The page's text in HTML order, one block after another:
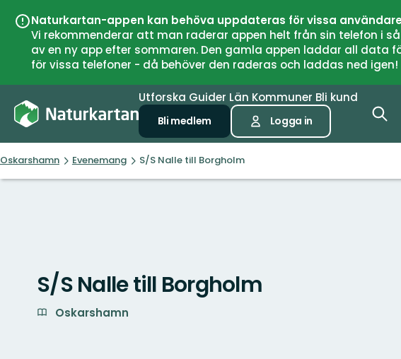
Naturkartan-appen kan behöva uppdateras för vissa
Vi rekommenderar att man raderar appen helt från sin telefon i
av en ny app efter sommaren. Den gamla appen laddar all
för vissa telefoner - då behöver den raderas och laddas ned igen!
Utforska Guider Län Kommuner Bli kund
Bli medlem Logga in
Oskarshamn Evenemang S/S Nalle till Borgholm
S/S Nalle till Borgholm
Oskarshamn